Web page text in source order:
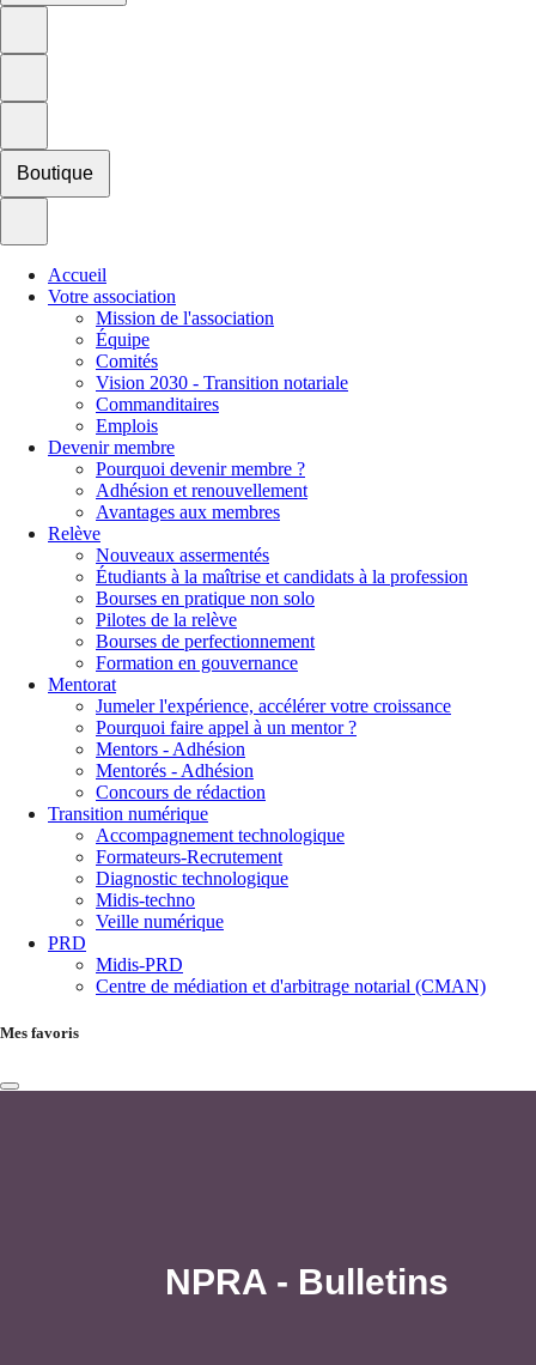
Boutique
Accueil
Votre association
Mission de l'association
Équipe
Comités
Vision 2030 - Transition notariale
Commanditaires
Emplois
Devenir membre
Pourquoi devenir membre ?
Adhésion et renouvellement
Avantages aux membres
Relève
Nouveaux assermentés
Étudiants à la maîtrise et candidats à la profession
Bourses en pratique non solo
Pilotes de la relève
Bourses de perfectionnement
Formation en gouvernance
Mentorat
Jumeler l'expérience, accélérer votre croissance
Pourquoi faire appel à un mentor ?
Mentors - Adhésion
Mentorés - Adhésion
Concours de rédaction
Transition numérique
Accompagnement technologique
Formateurs-Recrutement
Diagnostic technologique
Midis-techno
Veille numérique
PRD
Midis-PRD
Centre de médiation et d'arbitrage notarial (CMAN)
Mes favoris
NPRA - Bulletins